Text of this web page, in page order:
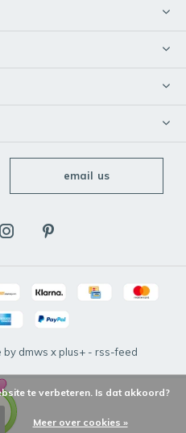
email us
by dmws xplus+ - rss-feed
te verbeteren. Is dat akkoord?
Meer over cookies »